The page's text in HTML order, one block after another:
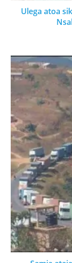
Ulega atoa